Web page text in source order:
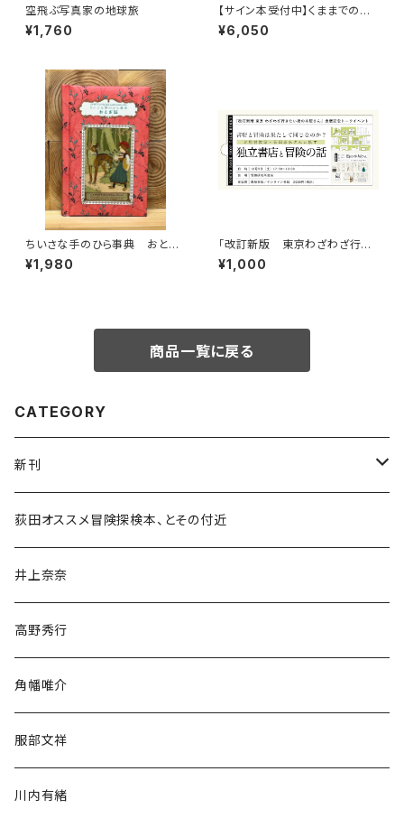
空飛ぶ写真家の地球旅
¥1,760
【サイン本受付中】くままでのお
さらい〈特装新版〉
¥6,050
ちいさな手のひら事典 おとぎ
話
¥1,980
「改訂新版 東京わざわざ行き
たい街の本屋さん」出版記念ト
ークイベント録画視聴権
¥1,000
商品一覧に戻る
CATEGORY
新刊
和書
文学・小説・物語
随筆・ノンフィクション・その他
荻田オススメ冒険探検本、とその付近
井上奈奈
高野秀行
角幡唯介
服部文祥
川内有緒